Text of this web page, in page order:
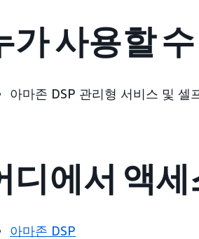
가 사용할
아마존 DSP 관리형 서비스 및 셀
디에서 액
아마존 DSP